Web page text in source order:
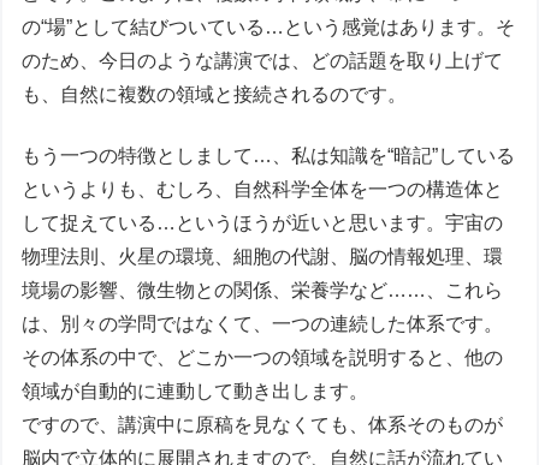
の“場”として結びついている…という感覚はあります。そ
のため、今日のような講演では、どの話題を取り上げて
も、自然に複数の領域と接続されるのです。
もう一つの特徴としまして…、私は知識を“暗記”している
というよりも、むしろ、自然科学全体を一つの構造体と
して捉えている…というほうが近いと思います。宇宙の
物理法則、火星の環境、細胞の代謝、脳の情報処理、環
境場の影響、微生物との関係、栄養学など……、これら
は、別々の学問ではなくて、一つの連続した体系です。
その体系の中で、どこか一つの領域を説明すると、他の
領域が自動的に連動して動き出します。
ですので、講演中に原稿を見なくても、体系そのものが
脳内で立体的に展開されますので、自然に話が流れてい